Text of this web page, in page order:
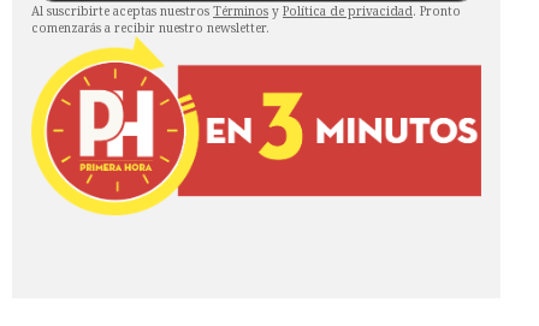
Al suscribirte aceptas nuestros Términos y Política de privacidad. Pronto
comenzarás a recibir nuestro newsletter.